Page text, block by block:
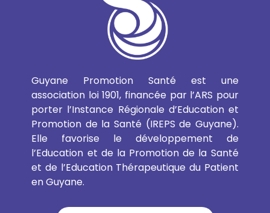
Guyane Promotion Santé est une
association loi 1901, financée par l’ARS pour
porter l’Instance Régionale d’Education et
Promotion de la Santé (IREPS de Guyane).
Elle favorise le développement de
l’Education et de la Promotion de la Santé
et de l’Education Thérapeutique du Patient
en Guyane.